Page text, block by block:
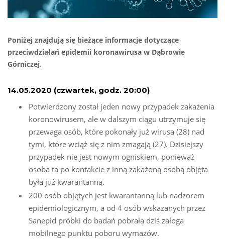
Poniżej znajdują się bieżące informacje dotyczące
przeciwdziałań epidemii koronawirusa w Dąbrowie
Górniczej.
14.05.2020 (czwartek, godz. 20:00)
Potwierdzony został jeden nowy przypadek zakażenia
koronowirusem, ale w dalszym ciągu utrzymuje się
przewaga osób, które pokonały już wirusa (28) nad
tymi, które wciąż się z nim zmagają (27). Dzisiejszy
przypadek nie jest nowym ogniskiem, ponieważ
osoba ta po kontakcie z inną zakażoną osobą objęta
była już kwarantanną.
200 osób objętych jest kwarantanną lub nadzorem
epidemiologicznym, a od 4 osób wskazanych przez
Sanepid próbki do badań pobrała dziś załoga
mobilnego punktu poboru wymazów.